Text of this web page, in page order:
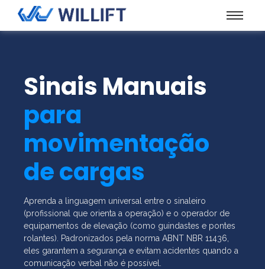
Sinais Manuais
para
movimentação
de cargas
Aprenda a linguagem universal entre o sinaleiro
(profissional que orienta a operação) e o operador de
equipamentos de elevação (como guindastes e pontes
rolantes). Padronizados pela norma ABNT NBR 11436,
eles garantem a segurança e evitam acidentes quando a
comunicação verbal não é possível.